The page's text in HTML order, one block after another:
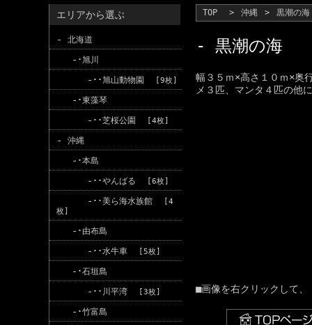
TOP > 沖縄 > 黒潮の海
- 黒潮の海
幅３５ｍ×高さ１０ｍ×奥
メ３匹、マンタ４匹の他
■画像を右クリックして
エリアから選ぶ
- 北海道
-･旭川
-･･旭山動物園 [9枚]
-･東藻琴
-･･芝桜公園 [4枚]
- 沖縄
-･本島
-･･やんばる [6枚]
-･･美ら海水族館
[4
枚]
-･ 由布島
-･･水牛車 [5枚]
-･石垣島
-･･ 川平湾 [3枚]
-･竹富島